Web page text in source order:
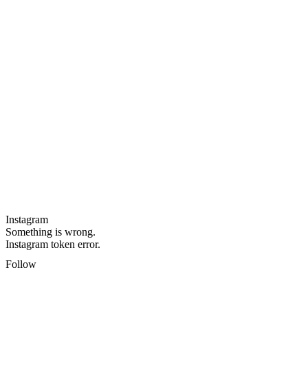
Instagram
Something is wrong.
Instagram token error.
Follow